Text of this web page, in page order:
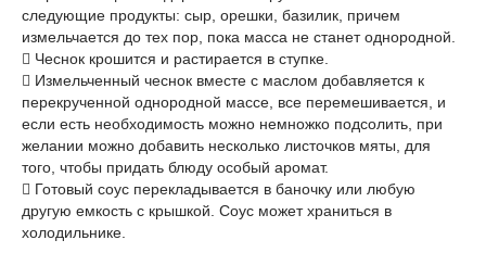
следующие продукты: сыр, орешки, базилик, причем
измельчается до тех пор, пока масса не станет однородной.
 Чеснок крошится и растирается в ступке.
 Измельченный чеснок вместе с маслом добавляется к
перекрученной однородной массе, все перемешивается, и
если есть необходимость можно немножко подсолить, при
желании можно добавить несколько листочков мяты, для
того, чтобы придать блюду особый аромат.
 Готовый соус перекладывается в баночку или любую
другую емкость с крышкой. Соус может храниться в
холодильнике.